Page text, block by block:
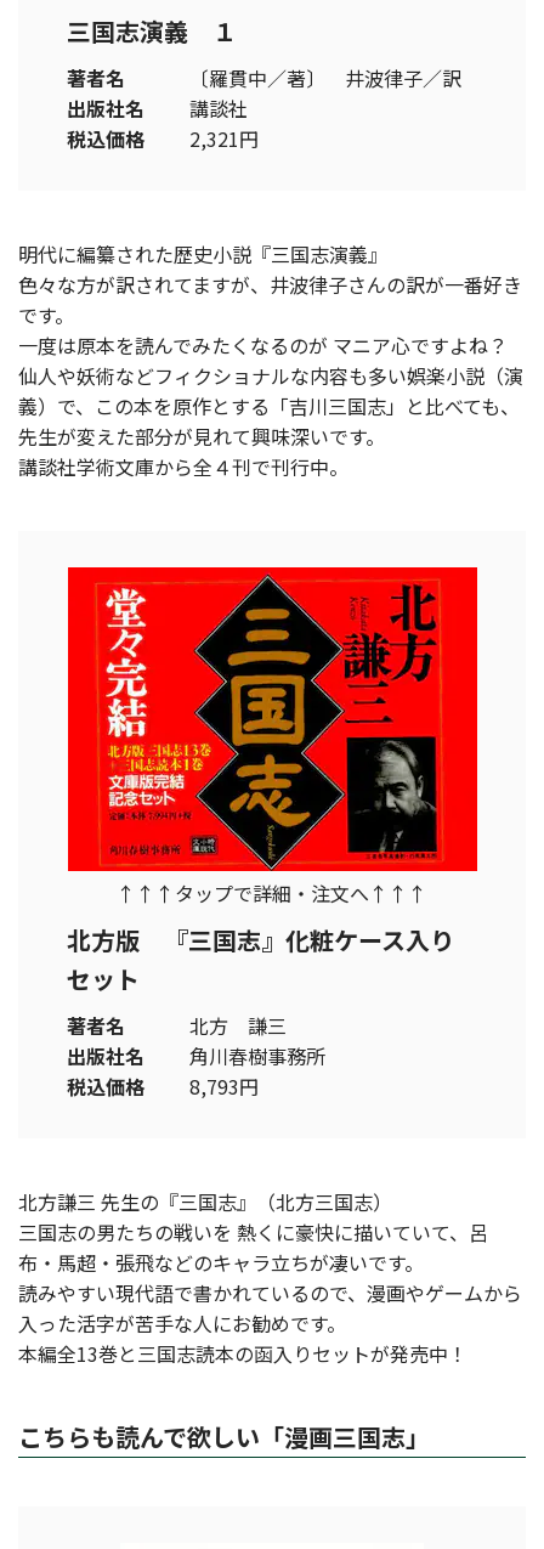
三国志演義 １
著者名
〔羅貫中／著〕 井波律子／訳
出版社名
講談社
税込価格
2,321円
明代に編纂された歴史小説『三国志演義』
色々な方が訳されてますが、井波律子さんの訳が一番好き
です。
一度は原本を読んでみたくなるのが マニア心ですよね？
仙人や妖術などフィクショナルな内容も多い娯楽小説（演
義）で、この本を原作とする「吉川三国志」と比べても、
先生が変えた部分が見れて興味深いです。
講談社学術文庫から全４刊で刊行中。
↑↑↑タップで詳細・注文へ↑↑↑
北方版 『三国志』化粧ケース入り
セット
著者名
北方 謙三
出版社名
角川春樹事務所
税込価格
8,793円
北方謙三 先生の『三国志』（北方三国志）
三国志の男たちの戦いを 熱くに豪快に描いていて、呂
布・馬超・張飛などのキャラ立ちが凄いです。
読みやすい現代語で書かれているので、漫画やゲームから
入った活字が苦手な人にお勧めです。
本編全13巻と三国志読本の函入りセットが発売中！
こちらも読んで欲しい「漫画三国志」